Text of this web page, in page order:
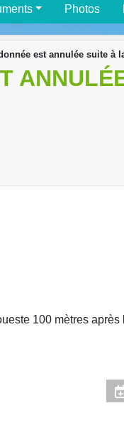
Photos
est annulée suite à
100 mètres